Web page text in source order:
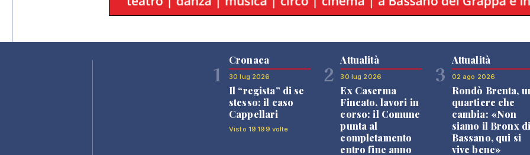
1
Cronaca
30 lug 2026
Il “regista” di se
stesso: il caso
Cappellari
Visto 19.199 volte
2
Attualità
30 lug 2026
Ex Caserma
Fincato, lavori in
corso: il Comune
punta al
completamento
entro fine anno
3
Attualità
02 ago 2026
Rondò Brenta,
quartiere che
cambia: «Non
siamo il Bronx
Bassano, qui si
vive bene»